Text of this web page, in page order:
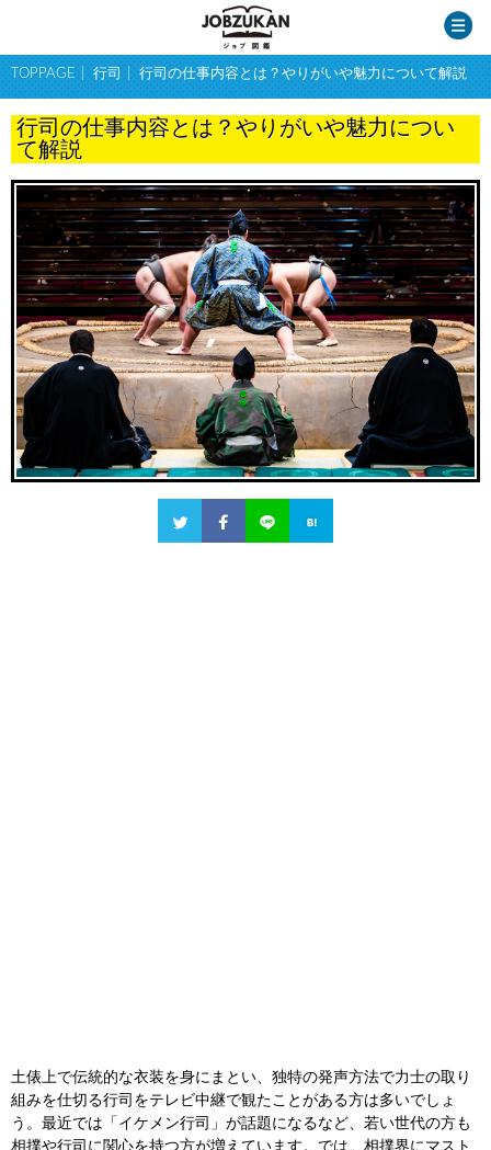
TOPPAGE 行司 行司の仕事内容とは？やりがいや魅力について解説
行司の仕事内容とは？やりがいや魅力につい
て解説
土俵上で伝統的な衣装を身にまとい、独特の発声方法で力士の取り
組みを仕切る行司をテレビ中継で観たことがある方は多いでしょ
う。最近では「イケメン行司」が話題になるなど、若い世代の方も
相撲や行司に関心を持つ方が増えています。では、相撲界にマスト